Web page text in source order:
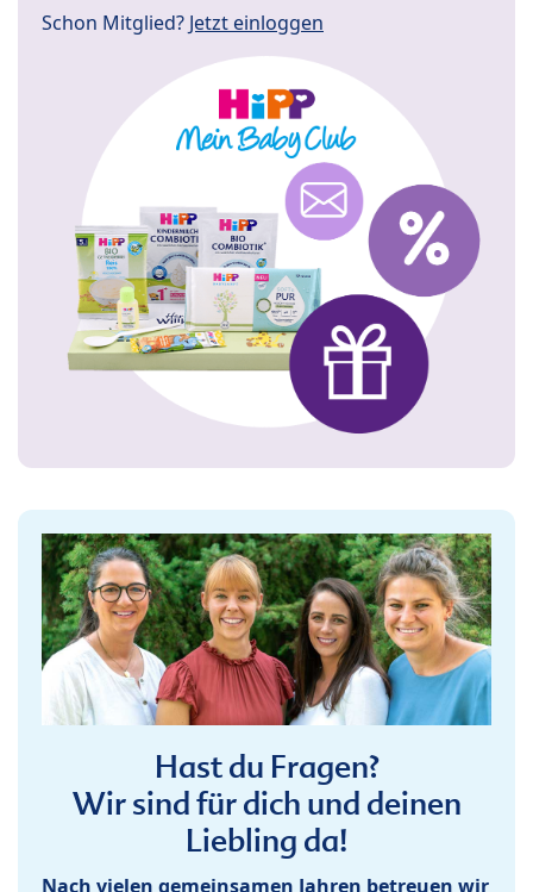
Schon Mitglied? Jetzt einloggen
Hast du Fragen?
Wir sind für dich und deinen
Liebling da!
Nach vielen gemeinsamen Jahren betreuen wir